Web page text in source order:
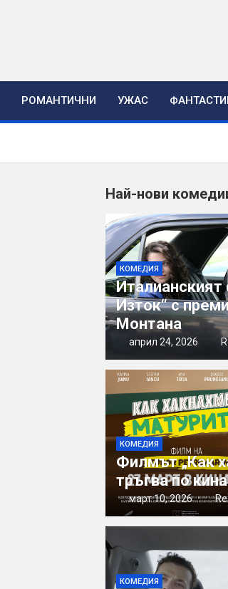
РОМАНТИЧНИ УЖАС
Най-нови
КОМЕДИЯ
Изток“ с
Монтана
април 24, 2026
КОМЕДИЯ
Филмът „Как
тръгва по
март 10, 2026
КОМЕДИЯ